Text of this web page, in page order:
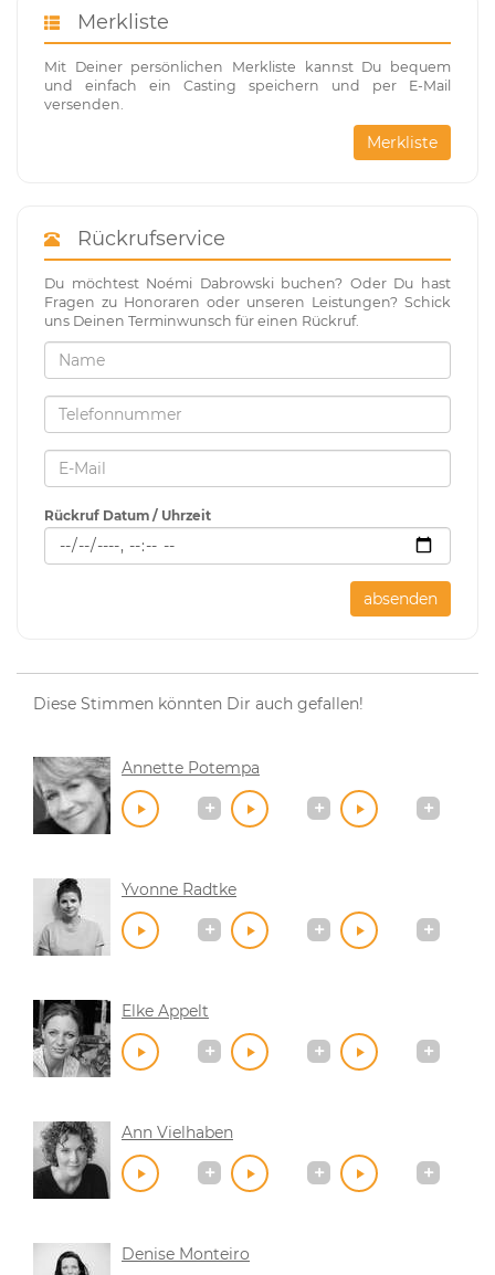
Merkliste
Mit Deiner persönlichen Merkliste kannst Du bequem
und einfach ein Casting speichern und per E-Mail
versenden.
Merkliste
Rückrufservice
Du möchtest Noémi Dabrowski buchen? Oder Du hast
Fragen zu Honoraren oder unseren Leistungen? Schick
uns Deinen Terminwunsch für einen Rückruf.
Rückruf Datum / Uhrzeit
absenden
Diese Stimmen könnten Dir auch gefallen!
Annette Potempa
Yvonne Radtke
Elke Appelt
Ann Vielhaben
Denise Monteiro